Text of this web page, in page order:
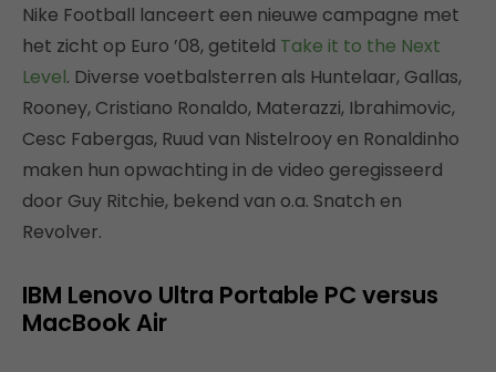
Nike Football lanceert een nieuwe campagne met
het zicht op Euro ’08, getiteld Take it to the Next
Level. Diverse voetbalsterren als Huntelaar, Gallas,
Rooney, Cristiano Ronaldo, Materazzi, Ibrahimovic,
Cesc Fabergas, Ruud van Nistelrooy en Ronaldinho
maken hun opwachting in de video geregisseerd
door Guy Ritchie, bekend van o.a. Snatch en
Revolver.
IBM Lenovo Ultra Portable PC versus
MacBook Air